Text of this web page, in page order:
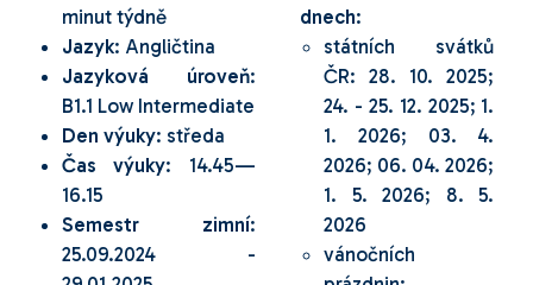
minut týdně
Jazyk: Angličtina
Jazyková úroveň:
B1.1 Low Intermediate
Den výuky: středa
Čas výuky: 14.45—
16.15
Semestr zimní:
25.09.2024 -
dnech:
státních svátků
ČR: 28. 10. 2025;
24. - 25. 12. 2025; 1.
1. 2026; 03. 4.
2026; 06. 04. 2026;
1. 5. 2026; 8. 5.
2026
vánočních